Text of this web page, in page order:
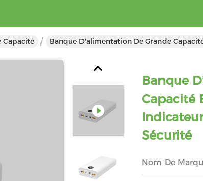
Capacité Banque D'alimentation De Grande
Banque
Capacité
Sécurité
Nom De